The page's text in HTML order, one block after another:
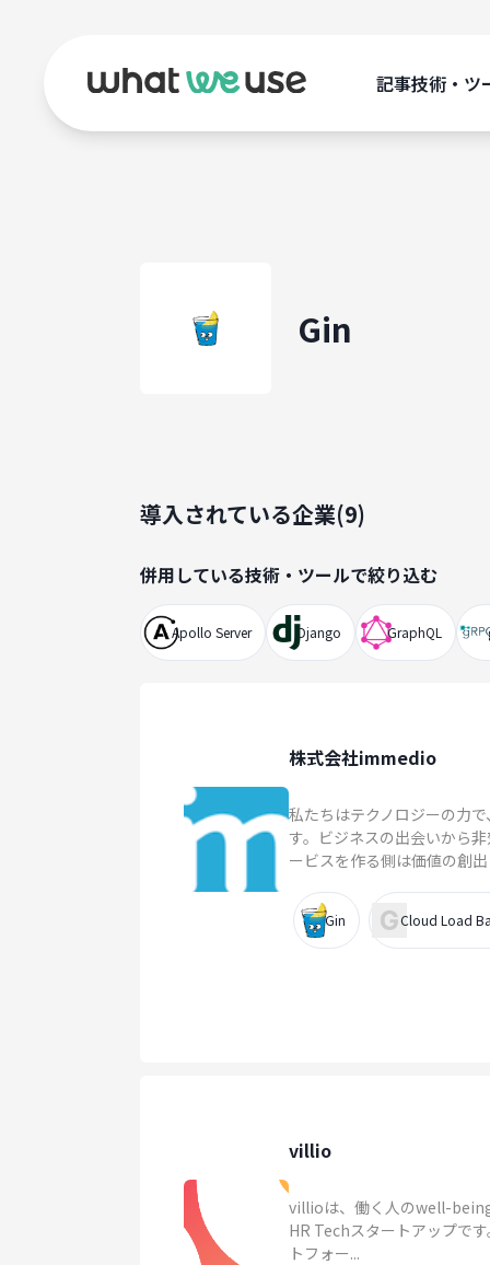
記事技術・ツ
Gin
導入されている企業(9)
併用している技術・ツールで絞り込む
Apollo Server Django GraphQL
株式会社immedio
私たちはテクノロジーの力
す。ビジネスの出会いから
ービスを作る側は価値の創
Gin Cloud Load
villio
villioは、働く人のwell-
HR Techスタートアップで
トフォー...